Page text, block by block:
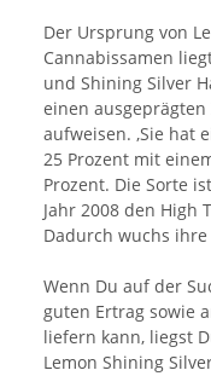
Der Ursprung von
Cannabissamen
und Shining Silver
einen
aufweisen. ,Sie hat
25 Prozent mit
Prozent. Die Sorte
Jahr 2008 den High
Dadurch wuchs
Wenn Du auf der
guten Ertrag sowie
liefern kann, liegst
Lemon Shining